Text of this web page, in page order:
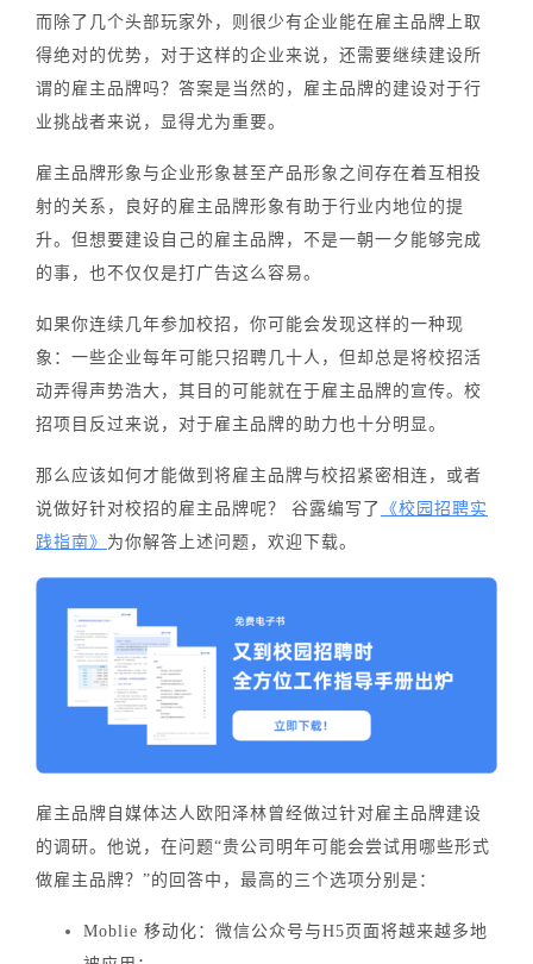
而除了几个头部玩家外，则很少有企业能在雇主品牌上取
得绝对的优势，对于这样的企业来说，还需要继续建设所
谓的雇主品牌吗？ 答案是当然的，雇主品牌的建设对于行
业挑战者来说，显得尤为重要。
雇主品牌形象与企业形象甚至产品形象之间存在着互相投
射的关系，良好的雇主品牌形象有助于行业内地位的提
升。但想要建设自己的雇主品牌，不是一朝一夕能够完成
的事，也不仅仅是打广告这么容易。
如果你连续几年参加校招，你可能会发现这样的一种现
象：一些企业每年可能只招聘几十人，但却总是将校招活
动弄得声势浩大，其目的可能就在于雇主品牌的宣传。校
招项目反过来说，对于雇主品牌的助力也十分明显。
那么应该如何才能做到将雇主品牌与校招紧密相连，或者
说做好针对校招的雇主品牌呢？ 谷露编写了
《校园招聘实
践指南》 为你解答上述问题，欢迎下载。
雇主品牌自媒体达人欧阳泽林曾经做过针对雇主品牌建设
的调研。他说，在问题“贵公司明年可能会尝试用哪些形式
做雇主品牌？”的回答中，最高的三个选项分别是：
Moblie 移动化： 微信公众号与H5页面将越来越多地